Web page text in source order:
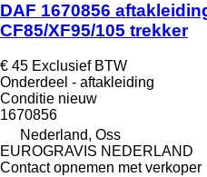
DAF 1670856
CF85/XF95/105 trekker
€ 45 Exclusief BTW
Onderdeel - aftakleiding
Conditie nieuw
1670856
Nederland, Oss
EUROGRAVIS NEDERLAND
Contact opnemen met verkoper